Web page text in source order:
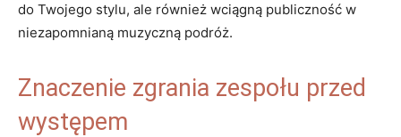
do Twojego stylu, ale również wciągną publiczność w
niezapomnianą muzyczną podróż.
Znaczenie zgrania zespołu przed
występem